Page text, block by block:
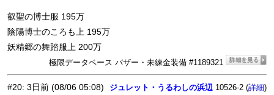
叡聖の博士服 195万
陰陽博士のころも上 195万
妖精郷の舞踏服上 200万
極限データベース バザー・未練金装備 #1189321
#20: 3日前 (08/06 05:08) ジュレット・うるわしの浜辺 10526-2 (詳細)